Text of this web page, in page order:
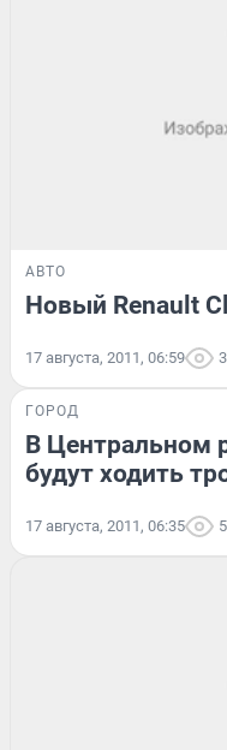
АВТО
Новый Renault
17 августа, 2011, 06:59
ГОРОД
В Центральном
будут ходить
17 августа, 2011, 06:35